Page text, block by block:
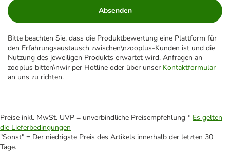
Absenden
Bitte beachten Sie, dass die Produktbewertung eine Plattform für
den Erfahrungsaustausch zwischen\nzooplus-Kunden ist und die
Nutzung des jeweiligen Produkts erwartet wird. Anfragen an
zooplus bitten\nwir per Hotline oder über unser Kontaktformular
an uns zu richten.
Preise inkl. MwSt. UVP = unverbindliche Preisempfehlung * Es gelten
die Lieferbedingungen
"Sonst" = Der niedrigste Preis des Artikels innerhalb der letzten 30
Tage.